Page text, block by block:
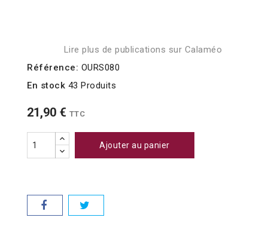
Lire plus de publications sur Calaméo
Référence: OURS080
En stock 43 Produits
21,90 € TTC
Ajouter au panier